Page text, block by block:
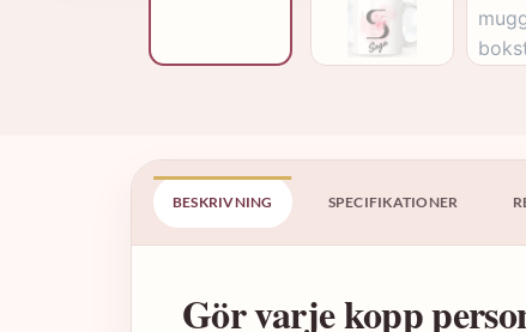
BESKRIVNING SPECIFIKATIONER
Gör varje kopp